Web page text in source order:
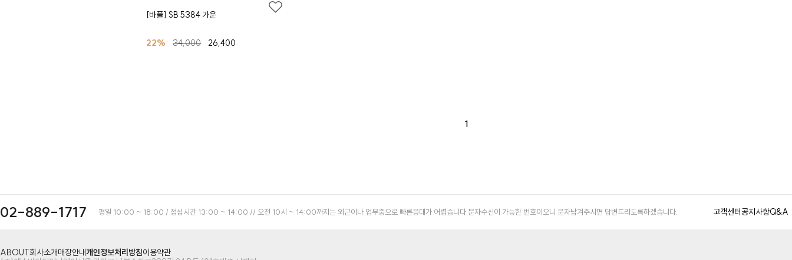
[바풀] SB 5384 가운
22% 34,000 26,400
1
02-889-1717 평일 10:00 ~ 18:00 / 점심시간 13:00 ~ 14:00 // 오전 10시 ~ 14:00까지는 외근이나 업무중으로 빠른응대가 어렵습니다 문자수신이 가능한 번호이오니 문자남겨주시면 답변드리도록하겠습니다. 고객센터공지사항Q&A
ABOUT회사소개매장안내개인정보처리방침이용약관